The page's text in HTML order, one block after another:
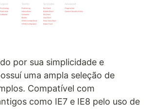
por sua simplicidade e
uma ampla seleção de
Compatível com
como IE7 e IE8 pelo uso de